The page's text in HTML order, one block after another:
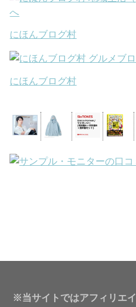
にほんブログ村
にほんブログ村
※当サイトではアフィリエ